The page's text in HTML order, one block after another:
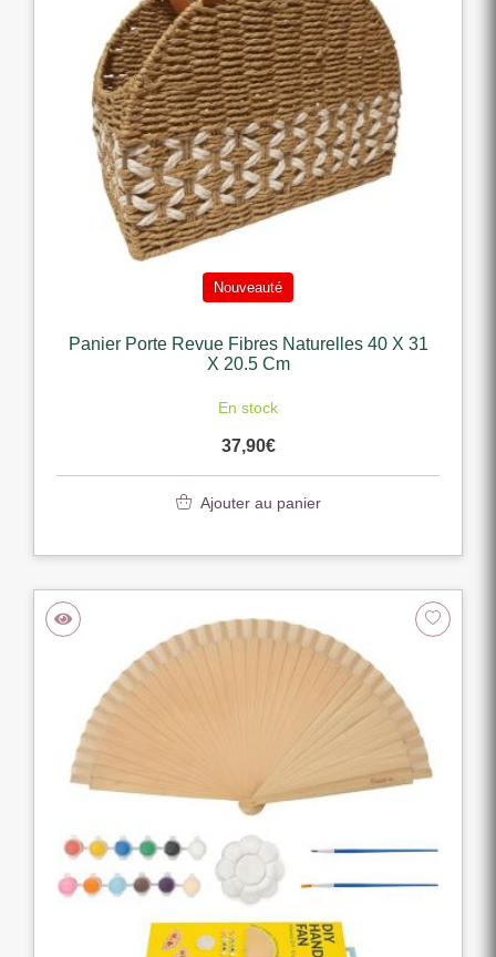
Nouveauté
Panier Porte Revue Fibres Naturelles 40 X 31
X 20.5 Cm
En stock
37,90€
Ajouter au panier